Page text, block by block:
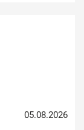
05.08.2026